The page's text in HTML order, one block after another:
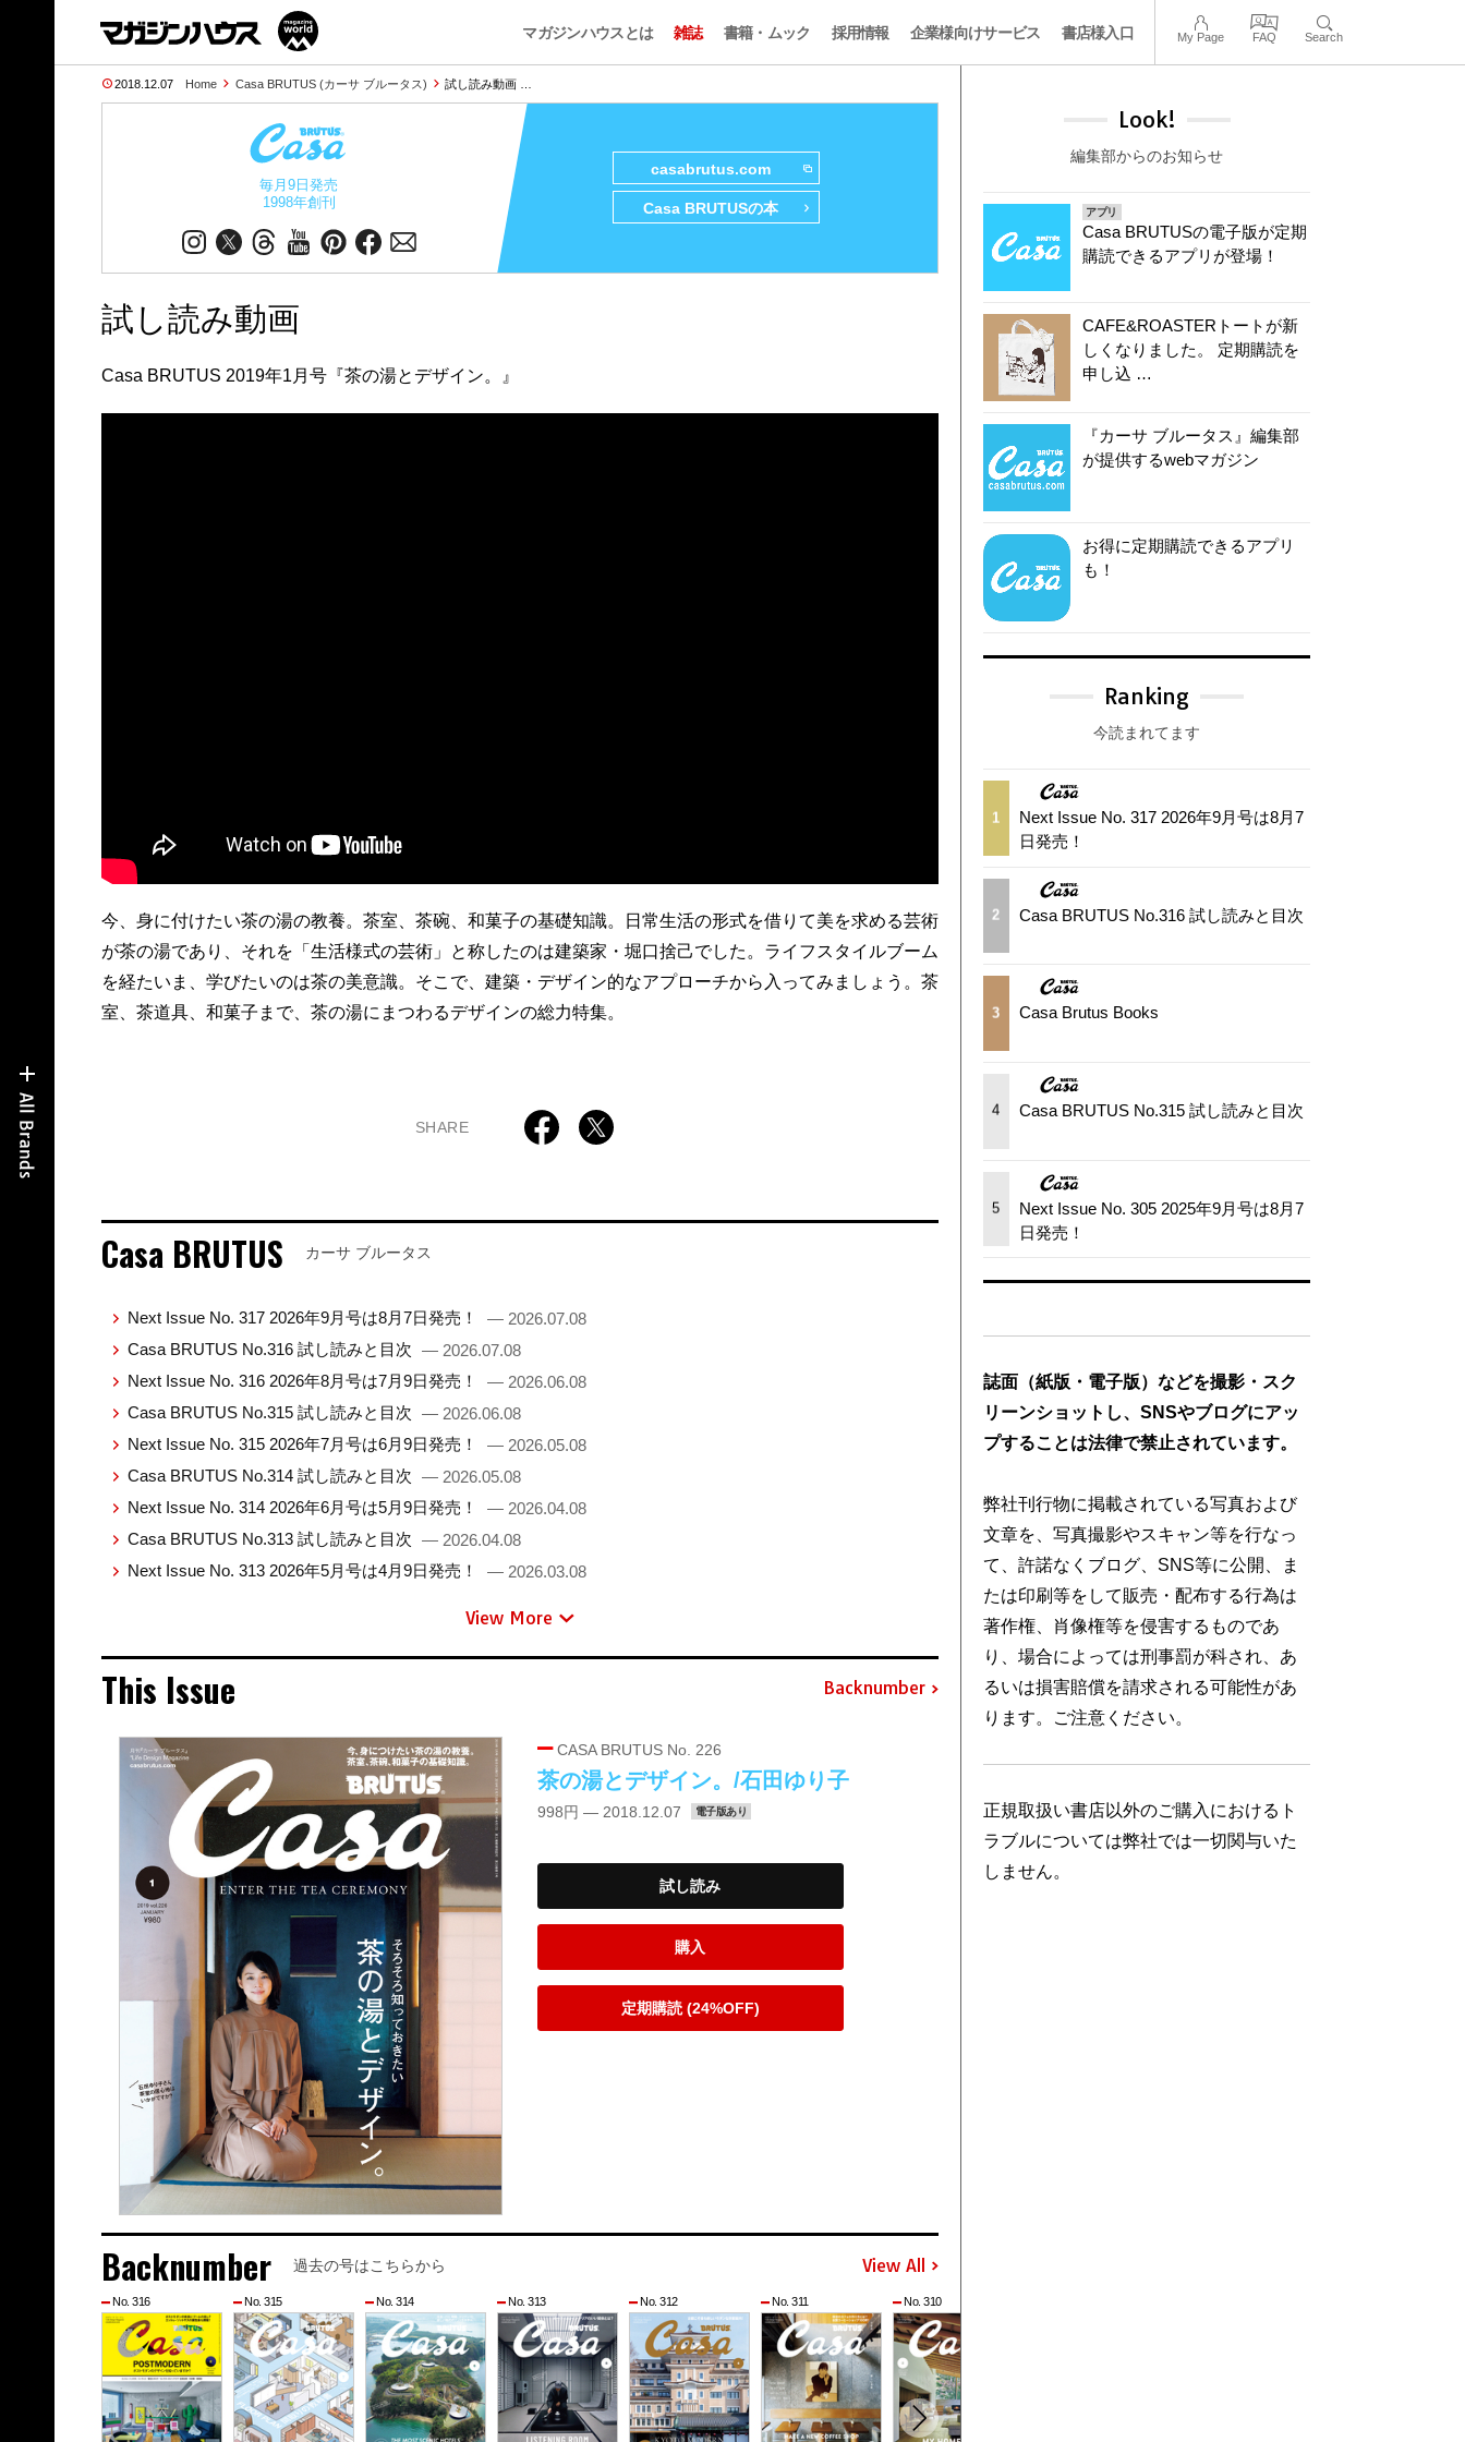
マガジンハウスとは 雑誌 書籍・ムック 採用情報 企業様向けサービス 書店様入口 My Page FAQ Search
2018.12.07 Home Casa BRUTUS (カーサ ブルータス) 試し読み動画 …
毎月9日発売
1998年創刊
casabrutus.com
Casa BRUTUSの本
試し読み動画
Casa BRUTUS 2019年1月号『茶の湯とデザイン。』
今、身に付けたい茶の湯の教養。茶室、茶碗、和菓子の基礎知識。日常生活の形式を借りて美を求める芸術
が茶の湯であり、それを「生活様式の芸術」と称したのは建築家・堀口捨己でした。ライフスタイルブーム
を経たいま、学びたいのは茶の美意識。そこで、建築・デザイン的なアプローチから入ってみましょう。茶
室、茶道具、和菓子まで、茶の湯にまつわるデザインの総力特集。
SHARE
Casa BRUTUS カーサ ブルータス
Next Issue No. 317 2026年9月号は8月7日発売！
— 2026.07.08
Casa BRUTUS No.316 試し読みと目次 — 2026.07.08
Next Issue No. 316 2026年8月号は7月9日発売！
— 2026.06.08
Casa BRUTUS No.315 試し読みと目次 — 2026.06.08
Next Issue No. 315 2026年7月号は6月9日発売！
— 2026.05.08
Casa BRUTUS No.314 試し読みと目次 — 2026.05.08
Next Issue No. 314 2026年6月号は5月9日発売！
— 2026.04.08
Casa BRUTUS No.313 試し読みと目次 — 2026.04.08
Next Issue No. 313 2026年5月号は4月9日発売！
— 2026.03.08
View More
This Issue Backnumber
CASA BRUTUS No. 226
茶の湯とデザイン。/石田ゆり子
998円 — 2018.12.07 電子版あり
試し読み
購入
定期購読 (24%OFF)
Backnumber 過去の号はこちらから View All
No. 316 No. 315 No. 314 No. 313 No. 312 No. 311 No. 310
Look!
編集部からのお知らせ
アプリ
Casa BRUTUSの電子版が定期
購読できるアプリが登場！
CAFE&ROASTERトートが新
しくなりました。 定期購読を
申し込 …
『カーサ ブルータス』編集部
が提供するwebマガジン
お得に定期購読できるアプリ
も！
Ranking
今読まれてます
1
Next Issue No. 317 2026年9月号は8月7
日発売！
2 Casa BRUTUS No.316 試し読みと目次
3 Casa Brutus Books
4 Casa BRUTUS No.315 試し読みと目次
5
Next Issue No. 305 2025年9月号は8月7
日発売！
誌面（紙版・電子版）などを撮影・スク
リーンショットし、SNSやブログにアッ
プすることは法律で禁止されています。
弊社刊行物に掲載されている写真および
文章を、写真撮影やスキャン等を行なっ
て、許諾なくブログ、SNS等に公開、ま
たは印刷等をして販売・配布する行為は
著作権、肖像権等を侵害するものであ
り、場合によっては刑事罰が科され、あ
るいは損害賠償を請求される可能性があ
ります。ご注意ください。
正規取扱い書店以外のご購入におけるト
ラブルについては弊社では一切関与いた
しません。